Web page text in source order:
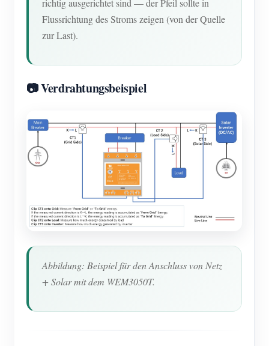
richtig ausgerichtet sind — der Pfeil sollte in
Flussrichtung des Stroms zeigen (von der Quelle
zur Last).
📷 Verdrahtungsbeispiel
Abbildung: Beispiel für den Anschluss von Netz
+ Solar mit dem WEM3050T.